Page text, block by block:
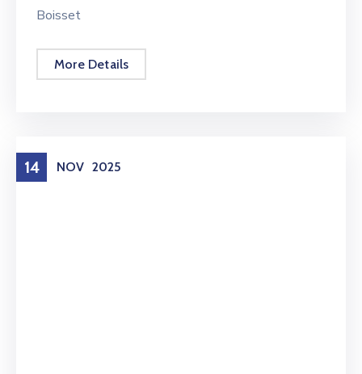
Boisset
More Details
14 NOV 2025